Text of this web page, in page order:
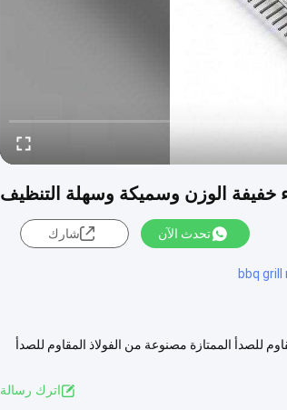
خفيفة الوزن وسميكة وسهلة التنظيف
تحدث الآن شارك
bbq grill
للصدأ الممتازة مصنوعة من الفولاذ المقاوم للصدأ
اترك رسالة